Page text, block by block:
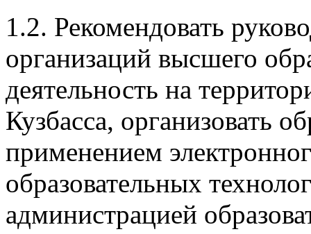
1.2. Рекомендовать
организаций высшего
деятельность на
Кузбасса, организовать
применением
образовательных
администрацией